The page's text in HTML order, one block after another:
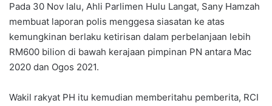
Pada 30 Nov lalu, Ahli Parlimen Hulu Langat, Sany Hamzah
membuat laporan polis menggesa siasatan ke atas
kemungkinan berlaku ketirisan dalam perbelanjaan lebih
RM600 bilion di bawah kerajaan pimpinan PN antara Mac
2020 dan Ogos 2021.
Wakil rakyat PH itu kemudian memberitahu pemberita, RCI